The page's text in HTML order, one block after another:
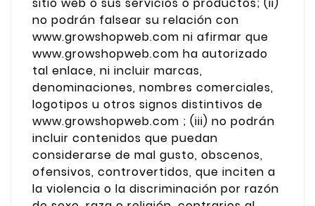
no podrán falsear su relación con
www.growshopweb.com ni afirmar que
www.growshopweb.com ha autorizado
tal enlace, ni incluir marcas,
denominaciones, nombres comerciales,
logotipos u otros signos distintivos de
www.growshopweb.com ; (iii) no podrán
incluir contenidos que puedan
considerarse de mal gusto, obscenos,
ofensivos, controvertidos, que inciten a
la violencia o la discriminación por razón